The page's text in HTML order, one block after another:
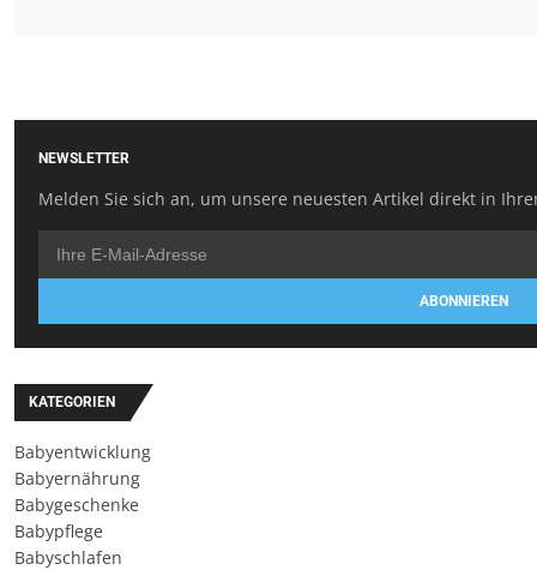
NEWSLETTER
Melden Sie sich an, um unsere neuesten Artikel direkt in
ABONNIEREN
KATEGORIEN
Babyentwicklung
Babyernährung
Babygeschenke
Babypflege
Babyschlafen